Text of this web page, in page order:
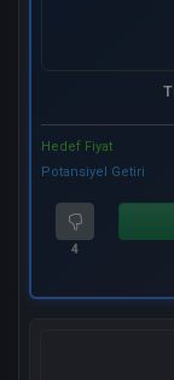
Hedef Fiyat
Potansiyel Getiri
4